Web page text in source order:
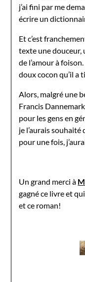
j’ai fini par me
écrire un
Et c’est
texte une douceur,
de l’amour à
doux cocon qu’il a
Alors, malgré une
Francis
pour les gens en
je l’aurais souhaité
pour une fois,
Un grand merci à
gagné ce livre et
et ce roman!